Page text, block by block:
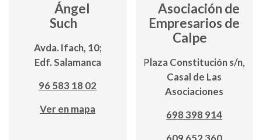
Ángel
Such
Avda. Ifach, 10;
Edf. Salamanca
96 583 18 02
Ver en mapa
Asociación de
Empresarios de
Calpe
Plaza Constitución s/n,
Casal de Las
Asociaciones
698 398 914